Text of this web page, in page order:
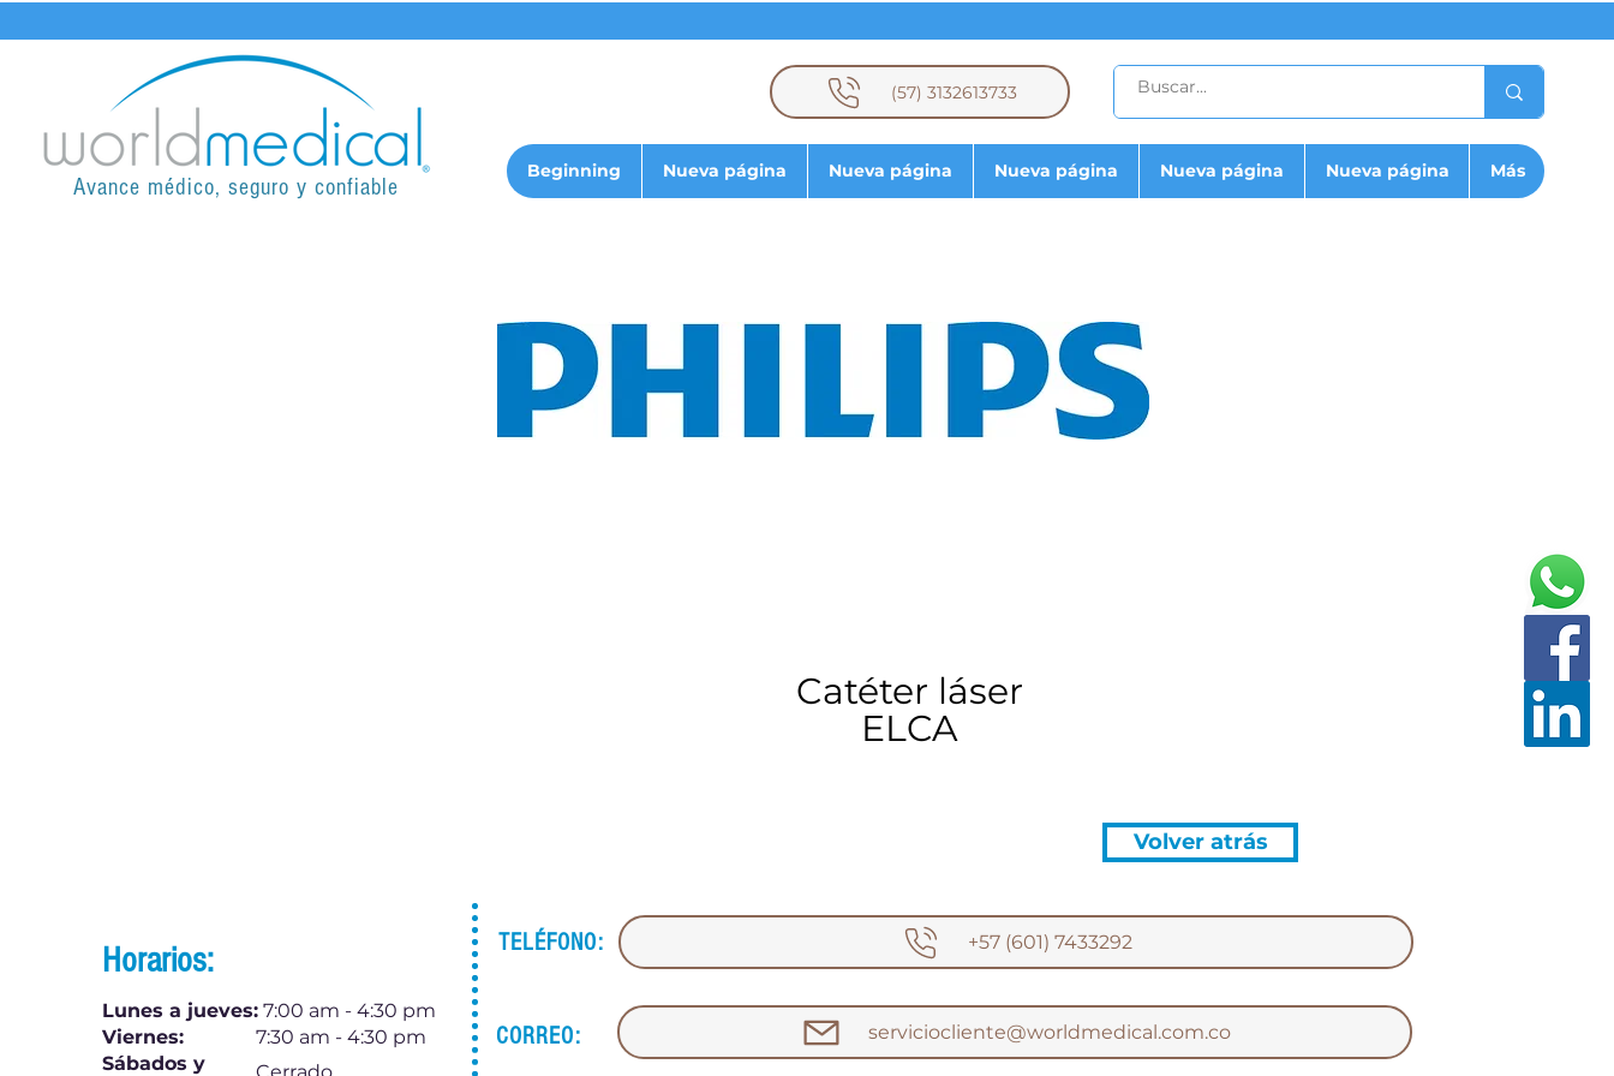
Avance médico, seguro y confiable
(57) 3132613733
Beginning Nueva página Nueva página Nueva página Nueva página Nueva página Más
Catéter láser
ELCA
Volver atrás
Horarios:
Lunes a jueves: 7:00 am - 4:30 pm
Viernes: 7:30 am - 4:30 pm
Sábados y
TELÉFONO: +57 (601) 7433292
CORREO: serviciocliente@worldmedical.com.co